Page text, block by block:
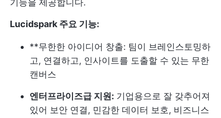
기능을 제공합니다.
Lucidspark 주요 기능:
**무한한 아이디어 창출: 팀이 브레인스토밍하
고, 연결하고, 인사이트를 도출할 수 있는 무한
캔버스
엔터프라이즈급 지원: 기업용으로 잘 갖추어져
있어 보안 연결, 민감한 데이터 보호, 비즈니스